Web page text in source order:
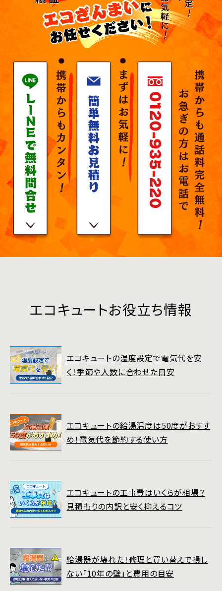
エコキュートお役立ち情報
エコキュートの温度設定で電気代を安
く！季節や人数に合わせた目安
エコキュートの給湯温度は50度がおすす
め！電気代を節約する使い方
エコキュートの工事費はいくらが相場？
見積もりの内訳と安く抑えるコツ
給湯器が壊れた！修理と買い替えで損し
ない「10年の壁」と費用の目安